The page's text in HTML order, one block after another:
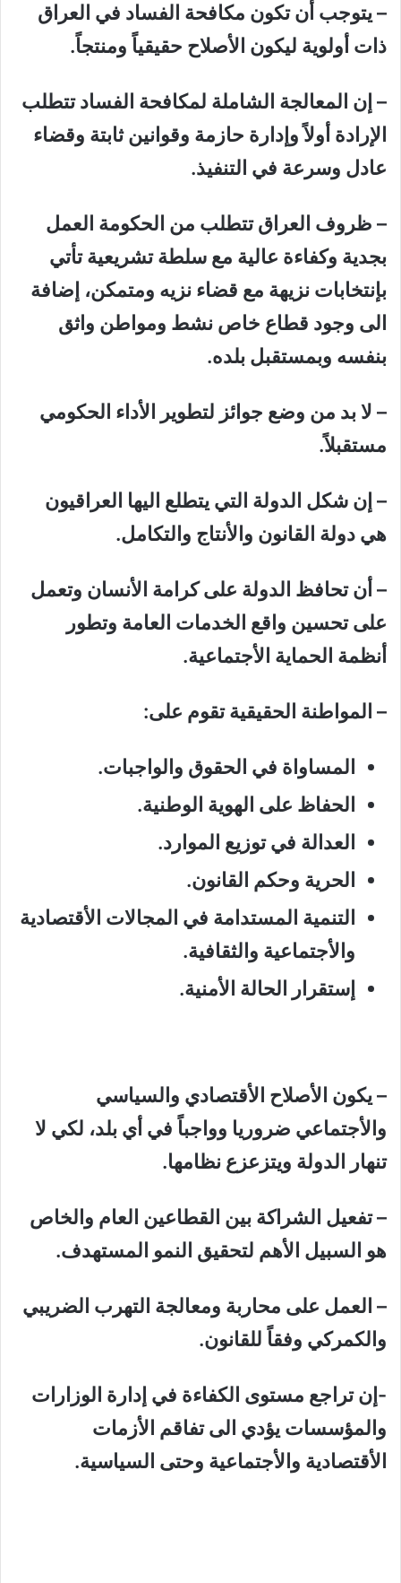
– يتوجب أن تكون مكافحة الفساد في العراق
ذات أولوية ليكون الأصلاح حقيقياً ومنتجاً.
– إن المعالجة الشاملة لمكافحة الفساد تتطلب
الإرادة أولاً وإدارة حازمة وقوانين ثابتة وقضاء
عادل وسرعة في التنفيذ.
– ظروف العراق تتطلب من الحكومة العمل
بجدية وكفاءة عالية مع سلطة تشريعية تأتي
بإنتخابات نزيهة مع قضاء نزيه ومتمكن، إضافة
الى وجود قطاع خاص نشط ومواطن واثق
بنفسه وبمستقبل بلده.
– لا بد من وضع جوائز لتطوير الأداء الحكومي
مستقبلاً.
– إن شكل الدولة التي يتطلع اليها العراقيون
هي دولة القانون والأنتاج والتكامل.
– أن تحافظ الدولة على كرامة الأنسان وتعمل
على تحسين واقع الخدمات العامة وتطور
أنظمة الحماية الأجتماعية.
– المواطنة الحقيقية تقوم على:
المساواة في الحقوق والواجبات.
الحفاظ على الهوية الوطنية.
العدالة في توزيع الموارد.
الحرية وحكم القانون.
التنمية المستدامة في المجالات الأقتصادية
والأجتماعية والثقافية.
إستقرار الحالة الأمنية.
– يكون الأصلاح الأقتصادي والسياسي
والأجتماعي ضروريا وواجباً في أي بلد، لكي لا
تنهار الدولة ويتزعزع نظامها.
– تفعيل الشراكة بين القطاعين العام والخاص
هو السبيل الأهم لتحقيق النمو المستهدف.
– العمل على محاربة ومعالجة التهرب الضريبي
والكمركي وفقاً للقانون.
-إن تراجع مستوى الكفاءة في إدارة الوزارات
والمؤسسات يؤدي الى تفاقم الأزمات
الأقتصادية والأجتماعية وحتى السياسية.